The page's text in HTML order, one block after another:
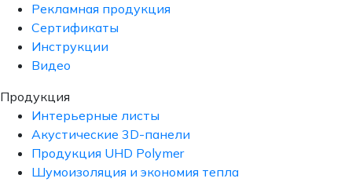
Рекламная продукция
Сертификаты
Инструкции
Видео
Продукция
Интерьерные листы
Акустические 3D-панели
Продукция UHD Polymer
Шумоизоляция и экономия тепла